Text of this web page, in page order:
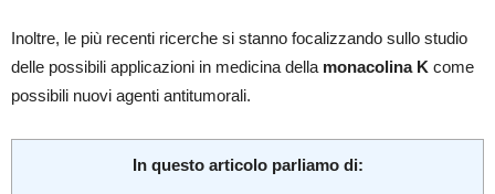
Inoltre, le più recenti ricerche si stanno focalizzando sullo studio
delle possibili applicazioni in medicina della monacolina K come
possibili nuovi agenti antitumorali.
In questo articolo parliamo di: